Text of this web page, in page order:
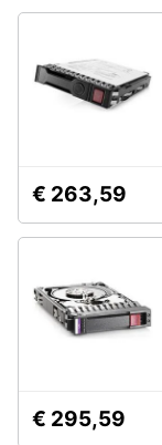
€ 263,59
€ 295,59